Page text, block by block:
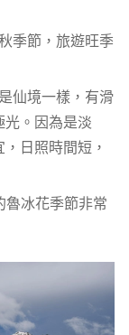
季節，旅遊旺季
仙境一樣，有滑
。因為是淡
日照時間短，
魯冰花季節非常